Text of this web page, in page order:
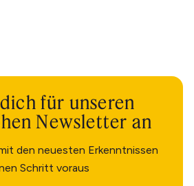
für unseren
Newsletter an
den neuesten Erkenntnissen
Schritt voraus